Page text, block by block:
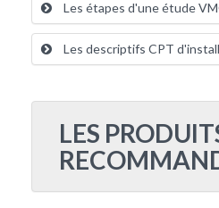
Les étapes d'une étude
Les descriptifs CPT
LES